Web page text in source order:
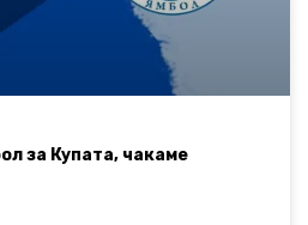
за Купата, чакаме